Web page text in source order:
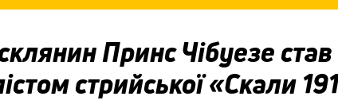
Принс Чібуезе став
стрийської «Скали